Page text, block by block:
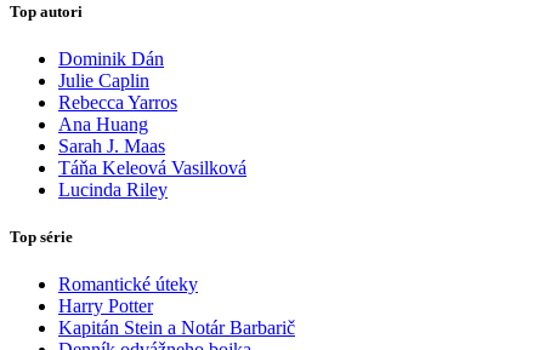
Top autori
Dominik Dán
Julie Caplin
Rebecca Yarros
Ana Huang
Sarah J. Maas
Táňa Keleová Vasilková
Lucinda Riley
Top série
Romantické úteky
Harry Potter
Kapitán Stein a Notár Barbarič